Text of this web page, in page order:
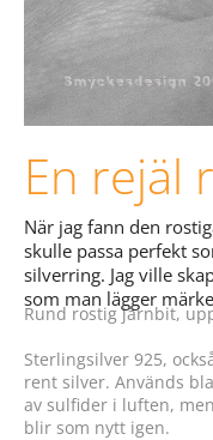
En rejäl
När jag fann den
skulle passa perfekt
silverring. Jag ville
som man lägger
Rund rostig järnbit,
Sterlingsilver 925,
rent silver. Används
av sulfider i luften,
blir som nytt igen.